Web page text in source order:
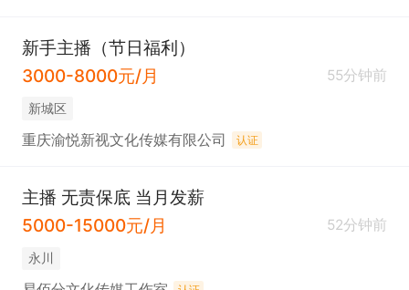
新手主播（节日福利）
3000-8000元/月
55分钟前
新城区
重庆渝悦新视文化传媒有限公司 认证
主播 无责保底 当月发薪
5000-15000元/月
52分钟前
永川